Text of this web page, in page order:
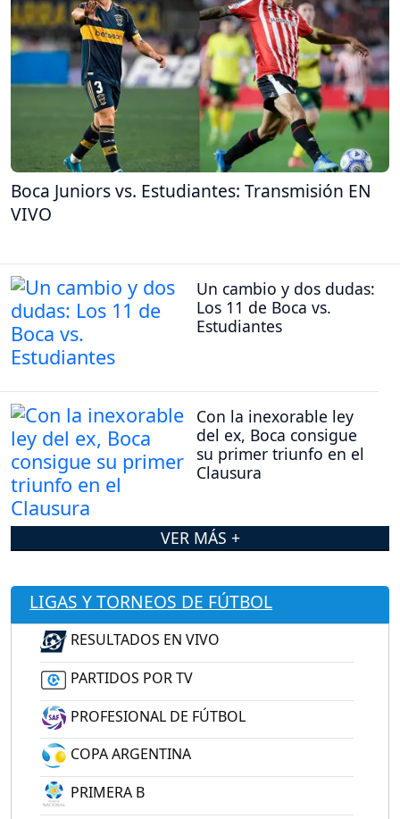
Boca Juniors vs. Estudiantes: Transmisión EN
VIVO
Un cambio y dos dudas:
Los 11 de Boca vs.
Estudiantes
Con la inexorable ley
del ex, Boca consigue
su primer triunfo en el
Clausura
VER MÁS +
LIGAS Y TORNEOS DE FÚTBOL
RESULTADOS EN VIVO
PARTIDOS POR TV
PROFESIONAL DE FÚTBOL
COPA ARGENTINA
PRIMERA B